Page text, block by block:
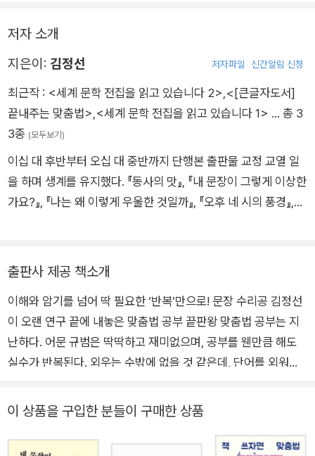
저자 소개
지은이: 김정선 저자파일 신간알림 신청
최근작 : <세계 문학 전집을 읽고 있습니다 2>,<[큰글자도서]
끝내주는 맞춤법>,<세계 문학 전집을 읽고 있습니다 1> … 총 3
3종 (모두보기)
이십 대 후반부터 오십 대 중반까지 단행본 출판물 교정 교열 일
을 하며 생계를 유지했다. 『동사의 맛』, 『내 문장이 그렇게 이상한
가요?』, 『나는 왜 이렇게 우울한 것일까』, 『오후 네 시의 풍경』,
적이며 산다.
출판사 제공 책소개
이해와 암기를 넘어 딱 필요한 ‘반복’만으로! 문장 수리공 김정선
이 오랜 연구 끝에 내놓은 맞춤법 공부 끝판왕 맞춤법 공부는 지
난하다. 어문 규범은 딱딱하고 재미없으며, 공부를 웬만큼 해도
실수가 반복된다. 외우는 수밖에 없을 것 같은데, 단어를 외워야
해 본 사람이라면 안다. 몰라서 맞춤법을 틀리는 게 아니라는 것
명은 할 수 있지만 안 틀릴 수는 없다. 자꾸 틀리는 맞춤법 따위
이 상품을 구입한 분들이 구매한 상품